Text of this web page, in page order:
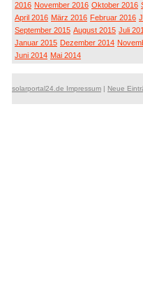
2016 November 2016 Oktober 2016
April 2016 März 2016 Februar 2016
September 2015 August 2015 Juli
Januar 2015 Dezember 2014
Juni 2014 Mai 2014
solarportal24.de Impressum | Neue